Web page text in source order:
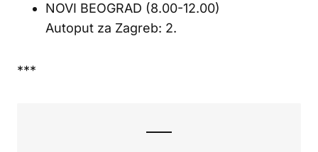
NOVI BEOGRAD (8.00-12.00)
Autoput za Zagreb: 2.
***